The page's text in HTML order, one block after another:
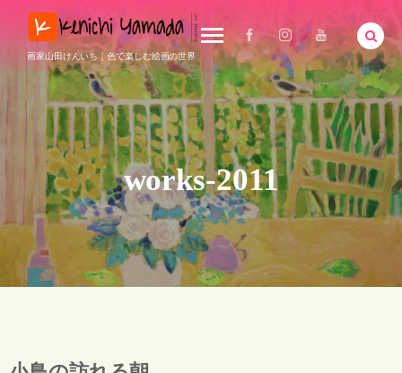
画家山田けんいち｜色で楽しむ絵画の世界
works-2011